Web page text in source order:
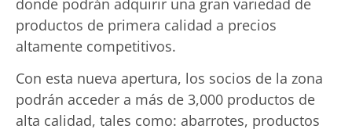
donde podrán adquirir una gran variedad de
productos de primera calidad a precios
altamente competitivos.
Con esta nueva apertura, los socios de la zona
podrán acceder a más de 3,000 productos de
alta calidad, tales como: abarrotes, productos